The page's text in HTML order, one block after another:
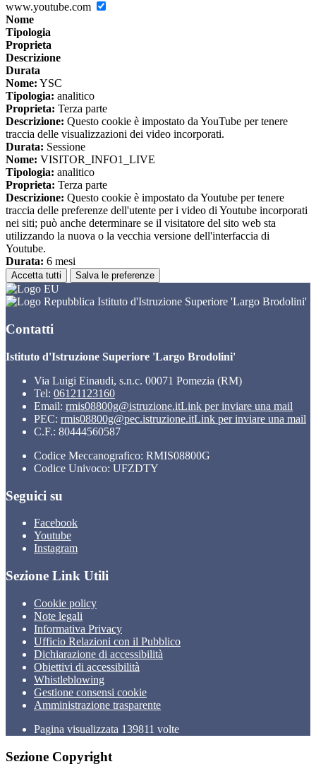
www.youtube.com
Nome
Tipologia
Proprieta
Descrizione
Durata
Nome: YSC
Tipologia: analitico
Proprieta: Terza parte
Descrizione: Questo cookie è impostato da YouTube per tenere
traccia delle visualizzazioni dei video incorporati.
Durata: Sessione
Nome: VISITOR_INFO1_LIVE
Tipologia: analitico
Proprieta: Terza parte
Descrizione: Questo cookie è impostato da Youtube per tenere
traccia delle preferenze dell'utente per i video di Youtube incorporati
nei siti; può anche determinare se il visitatore del sito web sta
utilizzando la nuova o la vecchia versione dell'interfaccia di
Youtube.
Durata: 6 mesi
Accetta tutti Salva le preferenze
Istituto d'Istruzione Superiore 'Largo Brodolini'
Contatti
Istituto d'Istruzione Superiore 'Largo Brodolini'
Via Luigi Einaudi, s.n.c. 00071 Pomezia (RM)
Tel: 06121123160
Email: rmis08800g@istruzione.itLink per inviare una mail
PEC: rmis08800g@pec.istruzione.itLink per inviare una mail
C.F.: 80444560587
Codice Meccanografico: RMIS08800G
Codice Univoco: UFZDTY
Seguici su
Facebook
Youtube
Instagram
Sezione Link Utili
Cookie policy
Note legali
Informativa Privacy
Ufficio Relazioni con il Pubblico
Dichiarazione di accessibilità
Obiettivi di accessibilità
Whistleblowing
Gestione consensi cookie
Amministrazione trasparente
Pagina visualizzata 139811 volte
Sezione Copyright